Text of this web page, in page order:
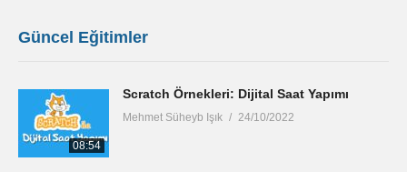
Güncel Eğitimler
08:54
Scratch Örnekleri: Dijital Saat Yapımı
Mehmet Süheyb Işık 24/10/2022